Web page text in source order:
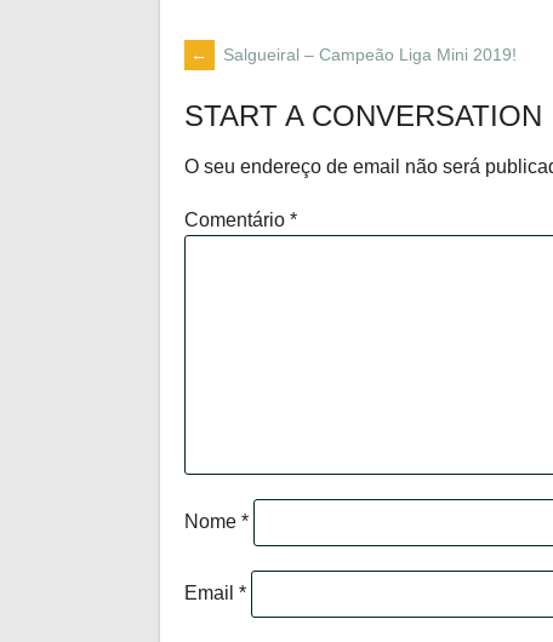
POST
NAVIGATION
← Salgueiral – Campeão Liga Mini 2019!
START A CONVERSATION
O seu endereço de email não será
Comentário *
Nome *
Email *